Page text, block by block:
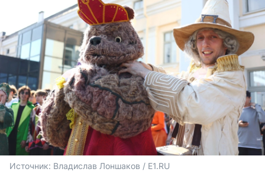
Источник: Владислав Лоншаков / E1.RU